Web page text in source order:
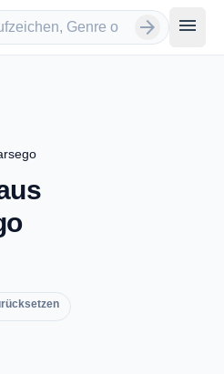
arrow_forward menu